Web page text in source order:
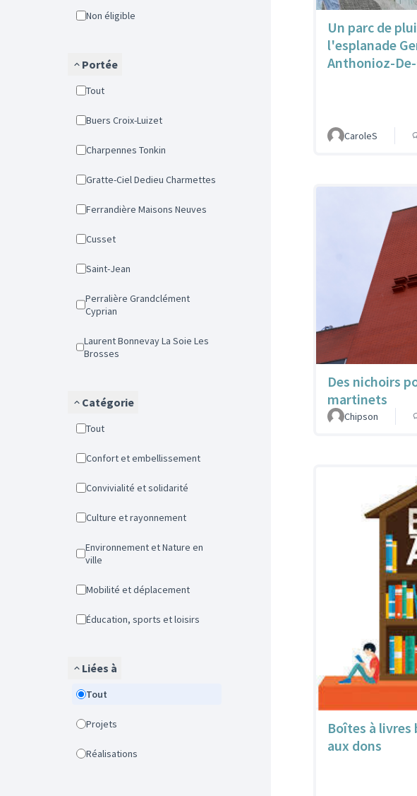
Non éligible
Portée
Tout
Buers Croix-Luizet
Charpennes Tonkin
Gratte-Ciel Dedieu Charmettes
Ferrandière Maisons Neuves
Cusset
Saint-Jean
Perralière Grandclément
Cyprian
Laurent Bonnevay La Soie Les
Brosses
Catégorie
Tout
Confort et embellissement
Convivialité et solidarité
Culture et rayonnement
Environnement et Nature en
ville
Mobilité et déplacement
Éducation, sports et loisirs
Liées à
Tout
Projets
Réalisations
Un parc de
l'esplanade
Anthonioz-
CaroleS
Des nichoirs
martinets
Chipson
Boîtes à livres
aux dons